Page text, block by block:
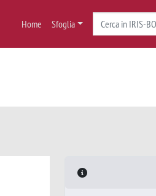
Home Sfoglia